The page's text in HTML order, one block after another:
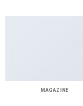
MAGAZINE